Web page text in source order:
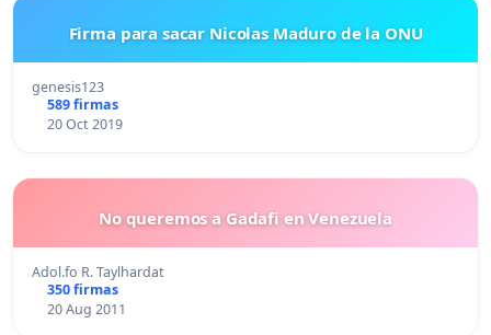
Firma para sacar Nicolas Maduro de la ONU
genesis123
589 firmas
20 Oct 2019
No queremos a Gadafi en Venezuela
Adol.fo R. Taylhardat
350 firmas
20 Aug 2011